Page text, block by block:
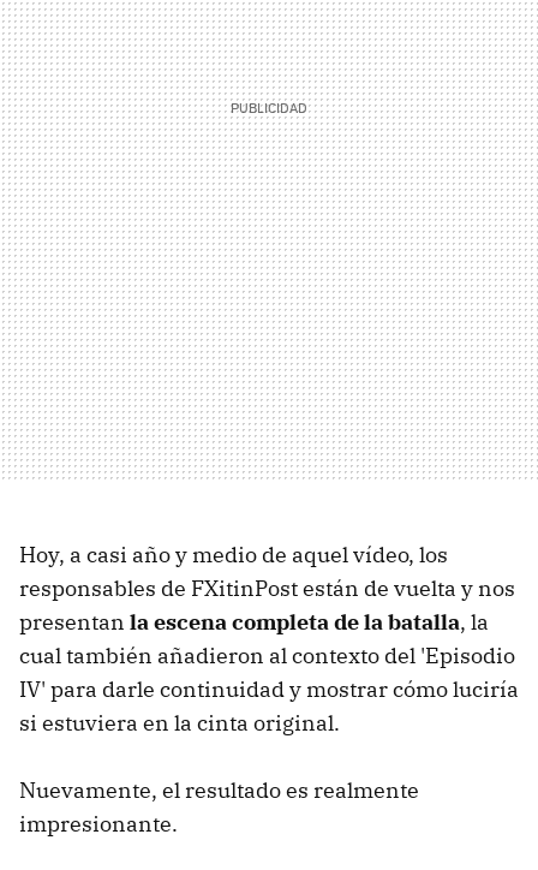
Hoy, a casi año y medio de aquel vídeo, los
responsables de FXitinPost están de vuelta y nos
presentan la escena completa de la batalla, la
cual también añadieron al contexto del 'Episodio
IV' para darle continuidad y mostrar cómo luciría
si estuviera en la cinta original.
Nuevamente, el resultado es realmente
impresionante.